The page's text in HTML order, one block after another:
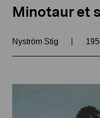
Minotaur et
Nyström Stig |